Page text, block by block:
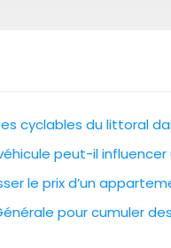
cyclables du littoral
peut-il influencer
le prix d’un
pour cumuler